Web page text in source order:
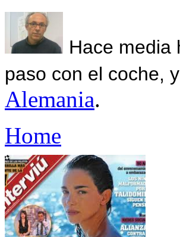
Hace media
paso con el coche,
Alemania.
Home